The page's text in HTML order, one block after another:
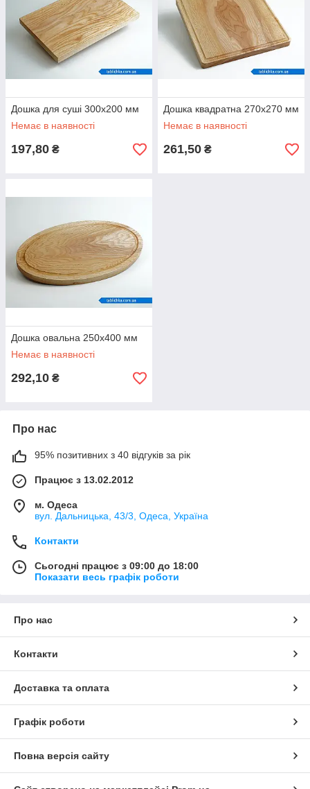
Дошка для суші 300х200 мм
Немає в наявності
197,80 ₴
Дошка квадратна 270х270 мм
Немає в наявності
261,50 ₴
Дошка овальна 250х400 мм
Немає в наявності
292,10 ₴
Про нас
95% позитивних з 40 відгуків за рік
Працює з 13.02.2012
м. Одеса
вул. Дальницька, 43/3, Одеса, Україна
Контакти
Сьогодні працює з 09:00 до 18:00
Показати весь графік роботи
Про нас
Контакти
Доставка та оплата
Графік роботи
Повна версія сайту